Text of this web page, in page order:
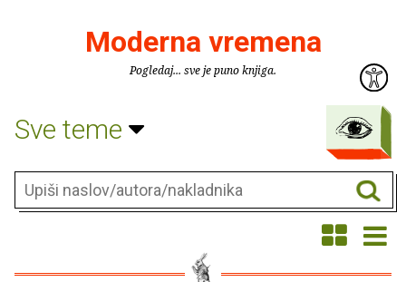
Moderna vremena
Pogledaj... sve je puno knjiga.
Sve teme